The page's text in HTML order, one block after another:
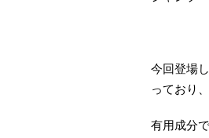
今回登場
っており、
有用成分